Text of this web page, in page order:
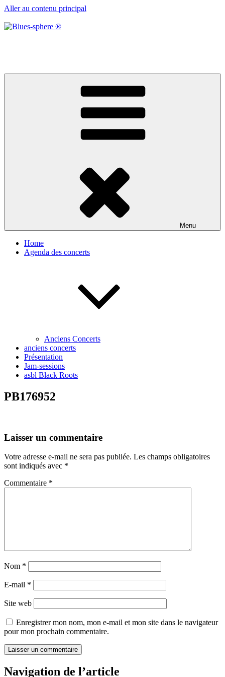
Aller au contenu principal
Menu
Home
Agenda des concerts
Anciens Concerts
anciens concerts
Présentation
Jam-sessions
asbl Black Roots
PB176952
Laisser un commentaire
Votre adresse e-mail ne sera pas publiée. Les champs obligatoires
sont indiqués avec *
Commentaire *
Nom *
E-mail *
Site web
Enregistrer mon nom, mon e-mail et mon site dans le navigateur
pour mon prochain commentaire.
Navigation de l’article